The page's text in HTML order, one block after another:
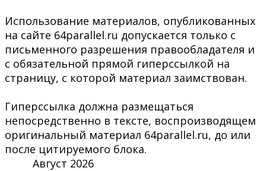
Использование материалов, опубликованных
на сайте 64parallel.ru допускается только с
письменного разрешения правообладателя и
с обязательной прямой гиперссылкой на
страницу, с которой материал заимствован.
Гиперссылка должна размещаться
непосредственно в тексте, воспроизводящем
оригинальный материал 64parallel.ru, до или
после цитируемого блока.
Август 2026